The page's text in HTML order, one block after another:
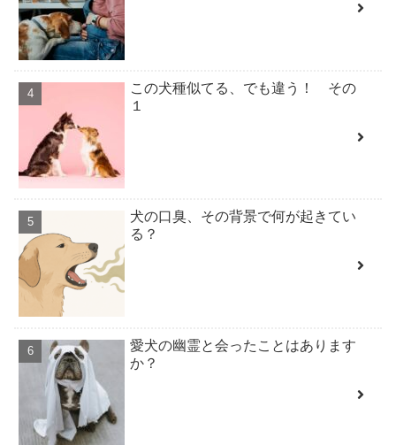
この犬種似てる、でも違う！ その
１
犬の口臭、その背景で何が起きてい
る？
愛犬の幽霊と会ったことはあります
か？